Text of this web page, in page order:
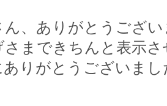
ん、ありがとうござい
さまできちんと表示
りがとうございまし